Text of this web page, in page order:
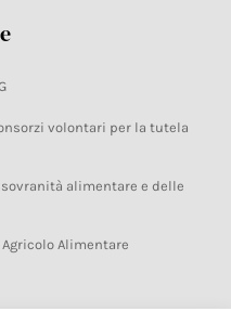
volontari per la tutela
alimentare e delle
Alimentare